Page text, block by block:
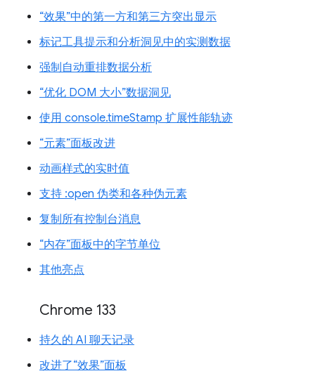
“效果”中的第一方和第三方突出显示
标记工具提示和分析洞见中的实测数据
强制自动重排数据分析
“优化 DOM 大小”数据洞见
使用 console.timeStamp 扩展性能轨迹
“元素”面板改进
动画样式的实时值
支持 :open 伪类和各种伪元素
复制所有控制台消息
“内存”面板中的字节单位
其他亮点
Chrome 133
持久的 AI 聊天记录
改进了“效果”面板